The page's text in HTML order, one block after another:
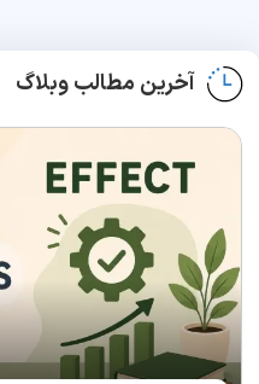
آخرین مطالب وبلاگ